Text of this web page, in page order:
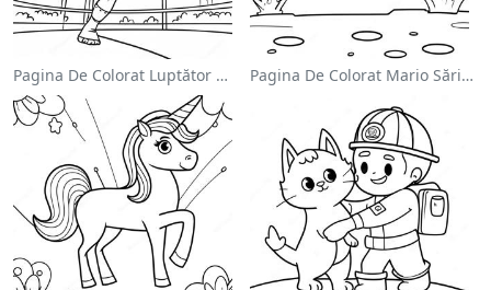
Pagina De Colorat Luptător Wwe Sărind Pe Inamic Pagina De Colorat Mario Sărind Peste Goombas